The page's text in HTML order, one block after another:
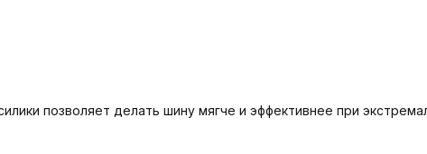
позволяет делать шину мягче и эффективнее при